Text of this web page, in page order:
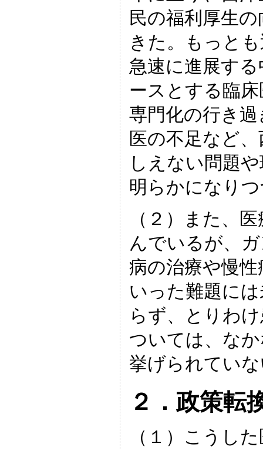
民の福利厚生
きた。もっと
急速に進展す
ースとする臨
専門化の行き
医の不足など
しえない問題
明らかになり
（２）また、
んでいるが、
病の治療や慢
いった難題に
らず、とりわ
ついては、な
挙げられてい
２．政策転
（１）こうし